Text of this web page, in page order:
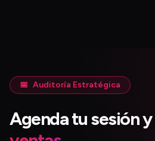
📅 Auditoría Estratégica
Agenda tu sesión y